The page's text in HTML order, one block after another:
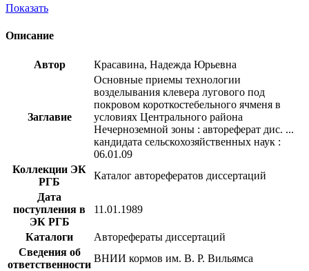
Показать
Описание
Автор Красавина, Надежда Юрьевна
Заглавие
Основные приемы технологии
возделывания клевера лугового под
покровом короткостебельного ячменя в
условиях Центрального района
Нечерноземной зоны : автореферат дис. ...
кандидата сельскохозяйственных наук :
06.01.09
Коллекции ЭК
РГБ
Каталог авторефератов диссертаций
Дата
поступления в
ЭК РГБ
11.01.1989
Каталоги
Авторефераты диссертаций
Сведения об
ответственности
ВНИИ кормов им. В. Р. Вильямса